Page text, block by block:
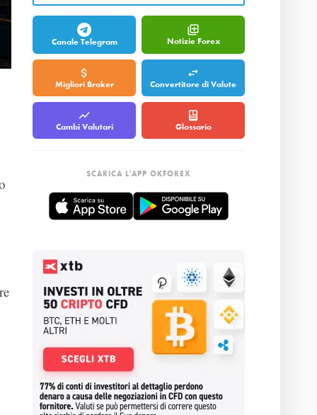
Canale Telegram Notizie Forex
Migliori Broker Convertitore di Valute
Cambi Valutari Glossario
SCARICA L'APP OKFOREX